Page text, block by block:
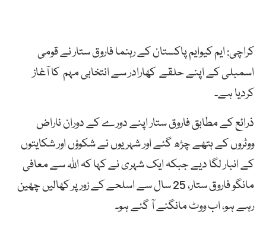
کراچی: ایم کیوایم پاکستان کے رہنما فاروق ستار نے قومی
اسمبلی کے اپنے حلقے کھارادر سے انتخابی مہم کا آغاز
کردیا ہے۔
ذرائع کے مطابق فاروق ستار اپنے دورے کے دوران ناراض
ووٹروں کے ہتھے چڑھ گئے اور شہریوں نے شکوؤں اور شکایتوں
کے انبار لگا دیے جبکہ ایک شہری نے کہا کہ اللہ سے معافی
مانگو فاروق ستار، 25 سال سے اسلحے کے زور پر کھالیں چھین
رہے ہو، اب ووٹ مانگنے آ گئے ہو۔